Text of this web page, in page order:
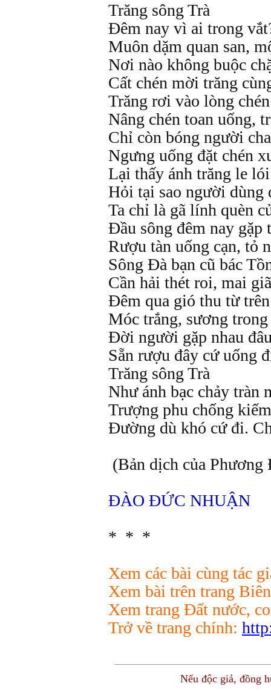
Trăng sông Trà
Đêm nay vì ai trong
Muôn dặm quan san,
Nơi nào không buộc
Cất chén mời trăng
Trăng rơi vào lòng chén
Nâng chén toan uống,
Chỉ còn bóng người
Ngưng uống đặt chén
Lại thấy ánh trăng le
Hỏi tại sao người dùng
Ta chỉ là gã lính quèn
Đầu sông đêm nay gặp
Rượu tàn uống cạn, tỏ
Sông Đà bạn cũ bác
Cần hải thét roi, mai
Đêm qua gió thu từ
Móc trắng, sương
Đời người gặp nhau
Sẵn rượu đây cứ uống
Trăng sông Trà
Như ánh bạc chảy tràn
Trượng phu chống
Đường dù khó cứ đi.
(Bản dịch của
ĐÀO ĐỨC NHUẬN
* * *
Xem các bài cùng tác
Xem bài trên trang
Xem trang Đất nước,
Trở về trang chính:
Nếu độc giả, đồng